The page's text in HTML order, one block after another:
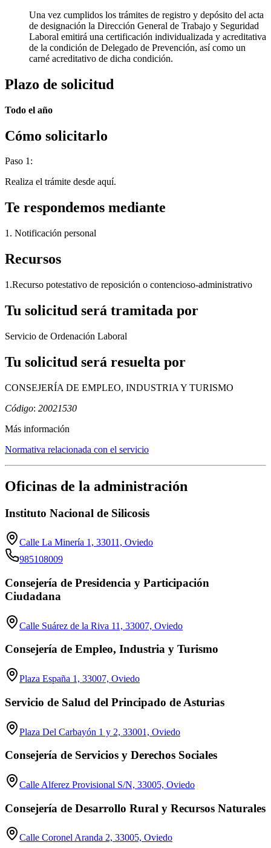
Una vez cumplidos los trámites de registro y depósito del acta
de designación la Dirección General de Trabajo y Seguridad
Laboral emitirá una certificación individualizada y acreditativa
de la condición de Delegado de Prevención, así como un
carné acreditativo de dicha condición.
Plazo de solicitud
Todo el año
Cómo solicitarlo
Paso 1:
Realiza el trámite desde aquí.
Te respondemos mediante
1. Notificación personal
Recursos
1.Recurso potestativo de reposición o contencioso-administrativo
Tu solicitud será tramitada por
Servicio de Ordenación Laboral
Tu solicitud será resuelta por
CONSEJERÍA DE EMPLEO, INDUSTRIA Y TURISMO
Código: 20021530
Más información
Normativa relacionada con el servicio
Oficinas de la administración
Instituto Nacional de Silicosis
Calle La Minería 1, 33011, Oviedo
985108009
Consejería de Presidencia y Participación
Ciudadana
Calle Suárez de la Riva 11, 33007, Oviedo
Consejería de Empleo, Industria y Turismo
Plaza España 1, 33007, Oviedo
Servicio de Salud del Principado de Asturias
Plaza Del Carbayón 1 y 2, 33001, Oviedo
Consejería de Servicios y Derechos Sociales
Calle Alferez Provisional S/N, 33005, Oviedo
Consejería de Desarrollo Rural y Recursos Naturales
Calle Coronel Aranda 2, 33005, Oviedo